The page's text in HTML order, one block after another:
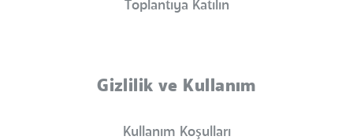
Toplantıya Katılın
Gizlilik ve Kullanım
Kullanım Koşulları